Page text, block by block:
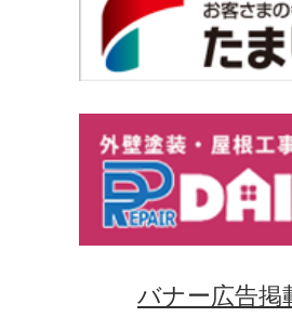
バナー広告掲